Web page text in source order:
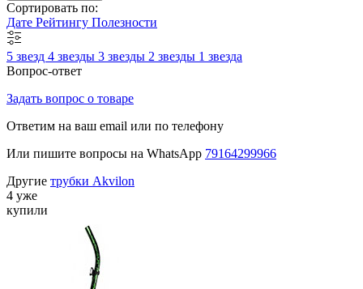
Сортировать по:
Дате Рейтингу Полезности
5 звезд 4 звезды 3 звезды 2 звезды 1 звезда
Вопрос-ответ
Задать вопрос о товаре
Ответим на ваш email или по телефону
Или пишите вопросы на WhatsApp 79164299966
Другие трубки Akvilon
4 уже
купили